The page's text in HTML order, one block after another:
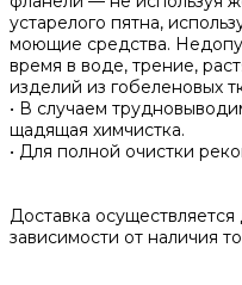
устарелого пятна,
моющие средства.
время в воде, трение,
изделий из гобеленовых
• В случаем
щадящая химчистка.
• Для полной очистки
Доставка
зависимости от наличия